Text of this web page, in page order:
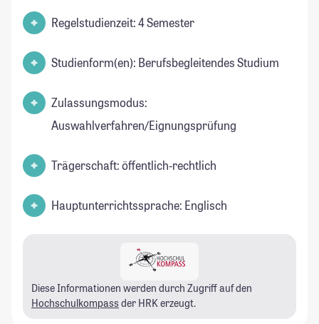
Regelstudienzeit: 4 Semester
Studienform(en): Berufsbegleitendes Studium
Zulassungsmodus:
Auswahlverfahren/Eignungsprüfung
Trägerschaft: öffentlich-rechtlich
Hauptunterrichtssprache: Englisch
Diese Informationen werden durch Zugriff auf den
Hochschulkompass der HRK erzeugt.